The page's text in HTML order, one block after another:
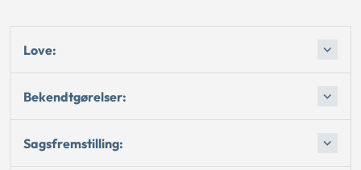
Love:
Bekendtgørelser:
Sagsfremstilling: